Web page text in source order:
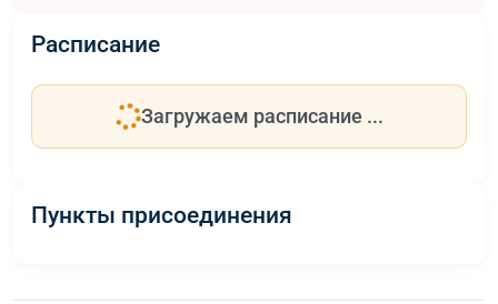
Расписание
Загружаем расписание ...
Пункты присоединения